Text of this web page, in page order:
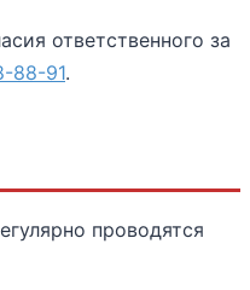
ответственного за
88-91.
проводятся